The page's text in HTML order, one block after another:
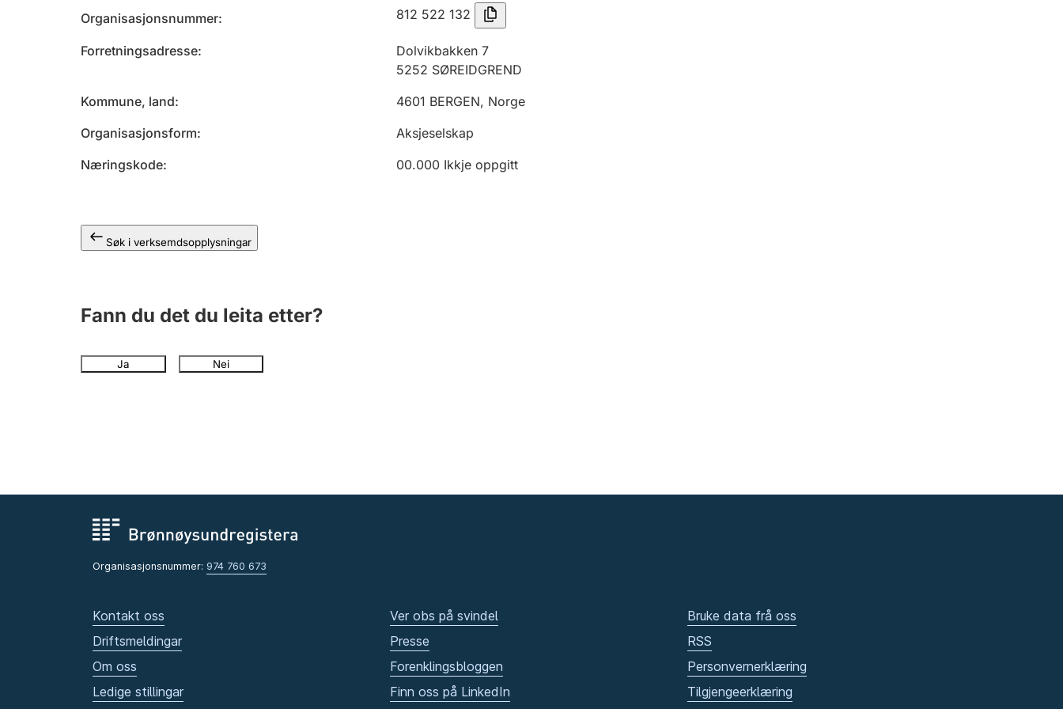
Organisasjonsnummer 812 522 132
Forretningsadresse
Dolvikbakken 7
5252 SØREIDGREND
Kommune, land
4601 BERGEN, Norge
Organisasjonsform
Aksjeselskap
Næringskode
00.000 Ikkje oppgitt
Søk i verksemdsopplysningar
Fann du det du leita etter?
Ja Nei
Organisasjonsnummer: 974 760 673
Kontakt oss
Driftsmeldingar
Om oss
Ledige stillingar
Ver obs på svindel
Presse
Forenklingsbloggen
Finn oss på LinkedIn
Bruke data frå oss
RSS
Personvernerklæring
Tilgjengeerklæring